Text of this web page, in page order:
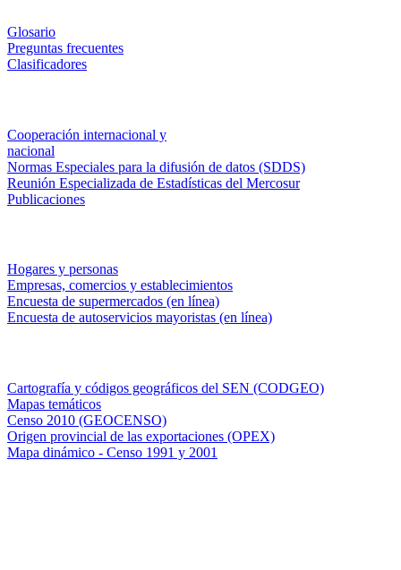
Glosario
Preguntas frecuentes
Clasificadores
Cooperación internacional y
nacional
Normas Especiales para la difusión de datos (SDDS)
Reunión Especializada de Estadísticas del Mercosur
Publicaciones
Hogares y personas
Empresas, comercios y establecimientos
Encuesta de supermercados (en línea)
Encuesta de autoservicios mayoristas (en línea)
Cartografía y códigos geográficos del SEN (CODGEO)
Mapas temáticos
Censo 2010 (GEOCENSO)
Origen provincial de las exportaciones (OPEX)
Mapa dinámico - Censo 1991 y 2001